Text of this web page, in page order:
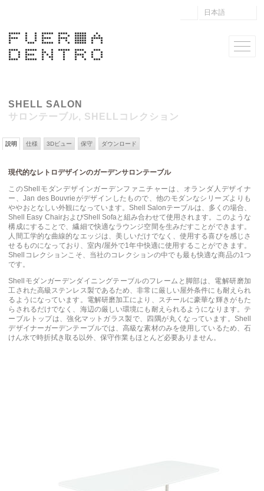
SHELL SALON
サロンテーブル, SHELLコレクション
説明 仕様 3Dビュー 保守 ダウンロード
現代的なレトロデザインのガーデンサロンテーブル
このShellモダンデザインガーデンファニチャーは、オランダ人デザイナ
ー、Jan des Bouvrieがデザインしたもので、他のモダンなシリーズよりも
ややおとなしい外観になっています。Shell Salonテーブルは、多くの場合、
Shell Easy ChairおよびShell Sofaと組み合わせて使用されます。このような
構成にすることで、繊細で快適なラウンジ空間を生みだすことができます。
人間工学的な曲線的なエッジは、美しいだけでなく、使用する喜びを感じさ
せるものになっており、室内/屋外で1年中快適に使用することができます。
Shellコレクションこそ、当社のコレクションの中でも最も快適な商品の1つ
です。
Shellモダンガーデンダイニングテーブルのフレームと脚部は、電解研磨加
工された高級ステンレス製であるため、非常に厳しい屋外条件にも耐えられ
るようになっています。電解研磨加工により、スチールに豪華な輝きがもた
らされるだけでなく、海辺の厳しい環境にも耐えられるようになります。テ
ーブルトップは、強化マットガラス製で、四隅が丸くなっています。Shell
デザイナーガーデンテーブルでは、高級な素材のみを使用しているため、石
けん水で時折拭き取る以外、保守作業もほとんど必要ありません。
日本語